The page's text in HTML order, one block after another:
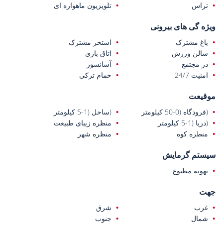
تراس
تلویزیون ماهواره ای
ویژه گی های بیرونی
باغ مشترک
استخر مشترک
سالن ورزش
اتاق بازی
در مجتمع
آسانسور
امنیت 24/7
حمام ترکی
موقیعت
(فرودگاه (0-50 کیلومتر
(ساحل (1-5 کیلومتر
(دریا (1-5 کیلومتر
منظره زیبای طبیعت
منطره کوه
منظره شهر
سیستم گرمایش
تهویه مطبوع
جهت
غرب
شرق
شمال
جنوب